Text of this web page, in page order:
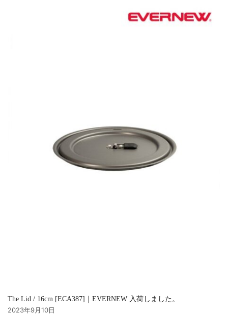
The Lid / 16cm [ECA387]｜EVERNEW 入荷しました。
2023年9月10日